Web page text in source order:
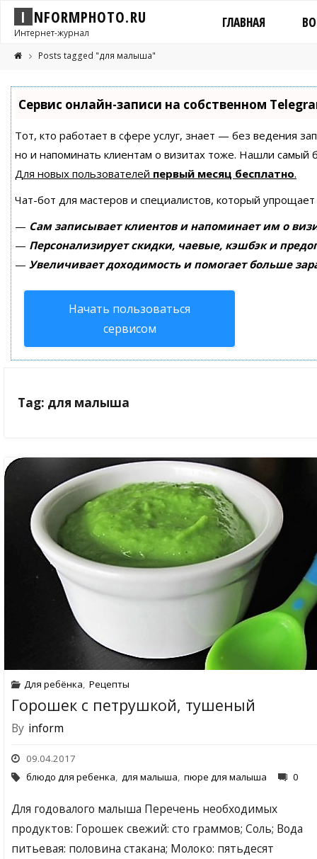
I NFORMPHOTO.RU
Интернет-журнал
ГЛАВНАЯ
Posts tagged "для малыша"
Сервис онлайн-записи на собственном
Тот, кто работает в сфере услуг, знает — без ведения
но и напоминать клиентам о визитах тоже. Нашли
Для новых пользователей первый месяц бесплатно.
Чат-бот для мастеров и специалистов, который
— Сам записывает клиентов и напоминает им о
— Персонализирует скидки, чаевые, кэшбэк и
— Увеличивает доходимость и помогает больше
Начать пользоваться
сервисом
Tag: для малыша
Для ребёнка, Рецепты
Горошек с петрушкой, тушеный
By inform
09.04.2017
блюдо для ребенка, для малыша, пюре для малыша 0
Для годовалого малыша Перечень необходимых
продуктов: Горошек свежий: сто граммов; Соль; Вода
питьевая: половина стакана; Молоко: пятьдесят